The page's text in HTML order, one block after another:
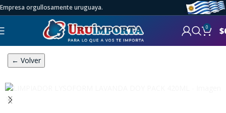
Empresa orgullosamente uruguaya.
0 $
← Volver